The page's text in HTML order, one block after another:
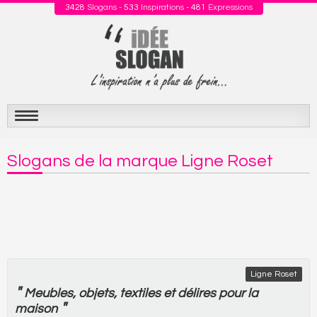
3428 Slogans - 533 Inspirations - 481 Expressions
Aller
contenu
Slogans de la marque Ligne Roset
Ligne Roset
" Meubles, objets, textiles et délires pour la
maison "